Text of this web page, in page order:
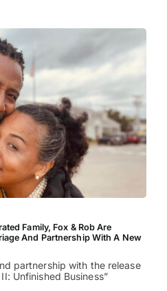
Family, Fox & Rob Are
And Partnership With A New
partnership with the release
Unfinished Business”